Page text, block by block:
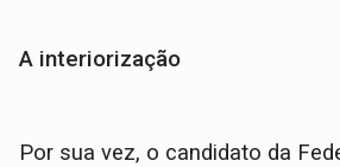
A interiorização
Por sua vez, o candidato da